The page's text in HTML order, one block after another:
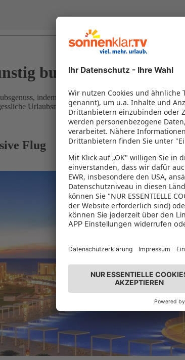
buchen
indem Flug und Hotel in einem Paket
Urlaubsmomente erleben!
Flug